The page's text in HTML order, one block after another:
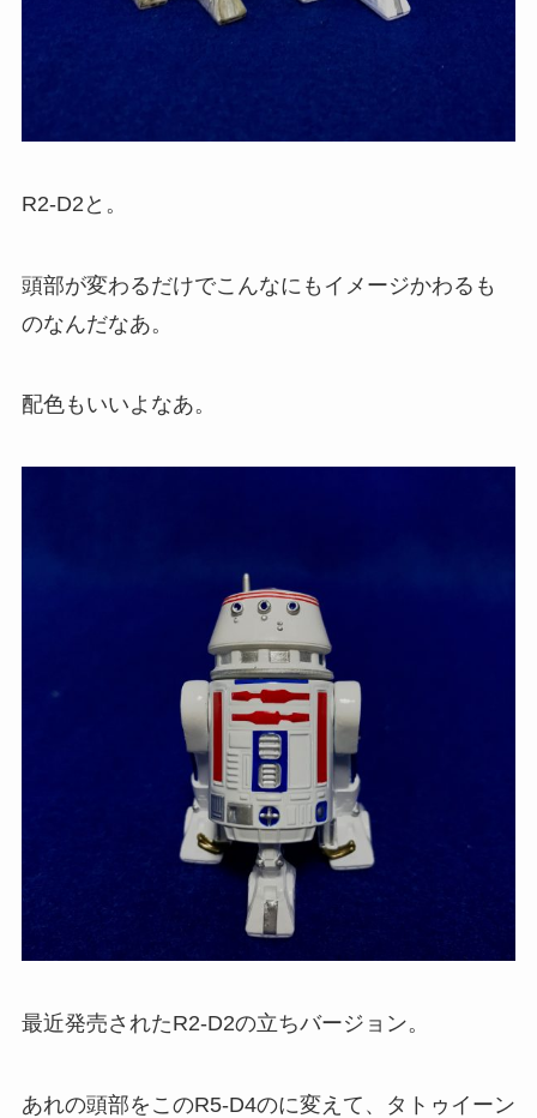
R2-D2と。
頭部が変わるだけでこんなにもイメージかわるも
のなんだなあ。
配色もいいよなあ。
最近発売されたR2-D2の立ちバージョン。
あれの頭部をこのR5-D4のに変えて、タトゥイーン